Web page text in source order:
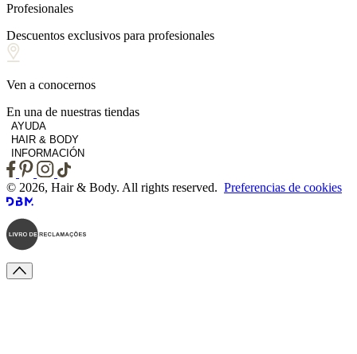
Profesionales
Descuentos exclusivos para profesionales
Ven a conocernos
En una de nuestras tiendas
AYUDA
HAIR & BODY
INFORMACIÓN
© 2026, Hair & Body. All rights reserved. Preferencias de cookies